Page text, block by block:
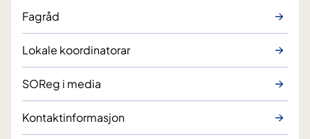
Fagråd
Lokale koordinatorar
SOReg i media
Kontaktinformasjon